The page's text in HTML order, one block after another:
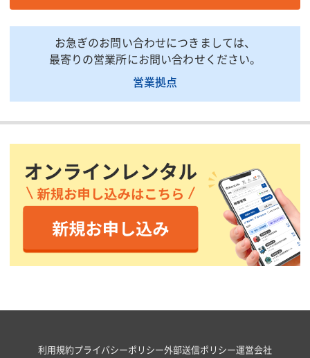
お急ぎのお問い合わせにつきましては、
最寄りの営業所にお問い合わせください。
営業拠点
利用規約プライバシーポリシー外部送信ポリシー運営会社